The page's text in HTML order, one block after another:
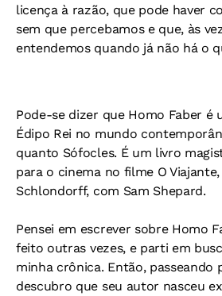
licença à razão, que pode haver
sem que percebamos e que, às
entendemos quando já não há o
Pode-se dizer que Homo Faber é
Édipo Rei no mundo
quanto Sófocles. É um livro
para o cinema no filme O
Schlondorff, com Sam Shepard.
Pensei em escrever sobre Homo
feito outras vezes, e parti em
minha crônica. Então, passeando
descubro que seu autor nasceu